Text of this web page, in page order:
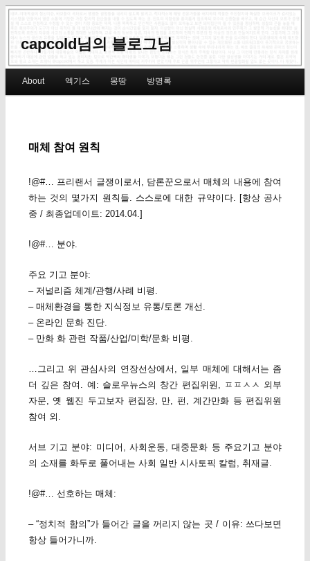
capcold님의 블로그님
Skip to primary content
Skip to secondary content
About 엑기스 몽땅 방명록
매체 참여 원칙
!@#… 프리랜서 글쟁이로서, 담론꾼으로서 매체의 내용에 참여
하는 것의 몇가지 원칙들. 스스로에 대한 규약이다. [항상 공사
중 / 최종업데이트: 2014.04.]
!@#… 분야.
주요 기고 분야:
– 저널리즘 체계/관행/사례 비평.
– 매체환경을 통한 지식정보 유통/토론 개선.
– 온라인 문화 진단.
– 만화 화 관련 작품/산업/미학/문화 비평.
…그리고 위 관심사의 연장선상에서, 일부 매체에 대해서는 좀
더 깊은 참여. 예: 슬로우뉴스의 창간 편집위원, ㅍㅍㅅㅅ 외부
자문, 옛 웹진 두고보자 편집장, 만, 펀, 계간만화 등 편집위원
참여 외.
서브 기고 분야: 미디어, 사회운동, 대중문화 등 주요기고 분야
의 소재를 화두로 풀어내는 사회 일반 시사토픽 칼럼, 취재글.
!@#… 선호하는 매체:
– “정치적 함의”가 들어간 글을 꺼리지 않는 곳 / 이유: 쓰다보면
항상 들어가니까.